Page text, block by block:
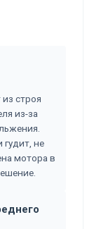
строя
из-за
не
мотора в